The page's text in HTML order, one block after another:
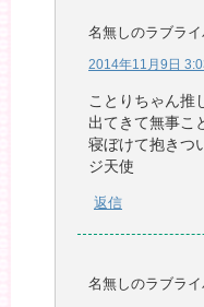
名無しのラブライ
2014年11月9日
ことりちゃん推
出てきて無事こ
寝ぼけて抱きつ
ジ天使
返信
名無しのラブライ